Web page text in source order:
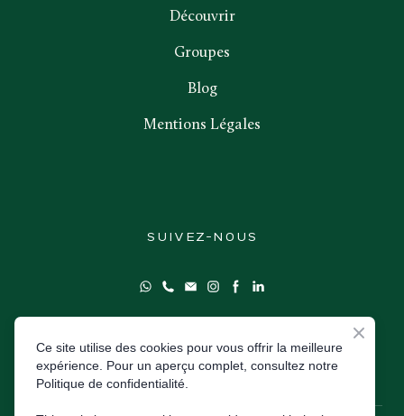
Découvrir
Groupes
Blog
Mentions Légales
SUIVEZ-NOUS
Réserver
Ce site utilise des cookies pour vous offrir la meilleure
expérience. Pour un aperçu complet, consultez notre
Politique de confidentialité.